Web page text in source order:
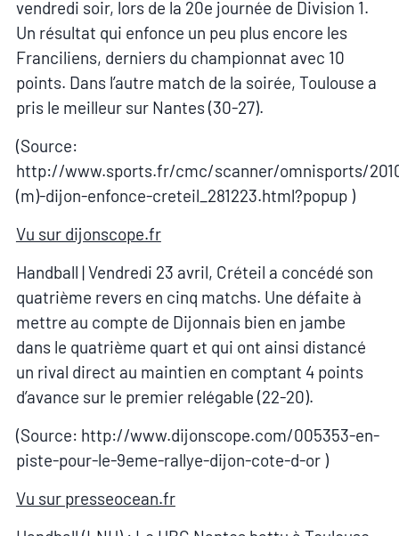
vendredi soir, lors de la 20e journée de Division 1.
Un résultat qui enfonce un peu plus encore les
Franciliens, derniers du championnat avec 10
points. Dans l’autre match de la soirée, Toulouse a
pris le meilleur sur Nantes (30-27).
(Source:
http://www.sports.fr/cmc/scanner/omnisports/
(m)-dijon-enfonce-creteil_281223.html?popup )
Vu sur dijonscope.fr
Handball | Vendredi 23 avril, Créteil a concédé son
quatrième revers en cinq matchs. Une défaite à
mettre au compte de Dijonnais bien en jambe
dans le quatrième quart et qui ont ainsi distancé
un rival direct au maintien en comptant 4 points
d’avance sur le premier relégable (22-20).
(Source: http://www.dijonscope.com/005353-en-
piste-pour-le-9eme-rallye-dijon-cote-d-or )
Vu sur presseocean.fr